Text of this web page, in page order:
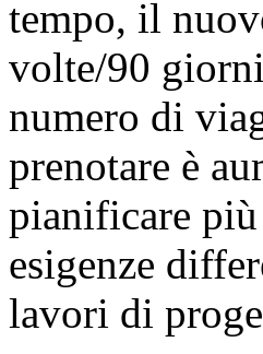
tempo, il
volte/90
numero di
prenotare è
pianificare
esigenze
lavori di